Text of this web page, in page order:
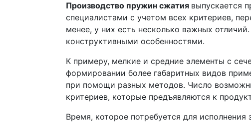
Производство пружин сжатия выпускается
специалистами с учетом всех критериев,
менее, у них есть несколько важных
конструктивными особенностями.
К примеру, мелкие и средние элементы с
формировании более габаритных видов
при помощи разных методов. Число
критериев, которые предъявляются к
Время, которое потребуется для